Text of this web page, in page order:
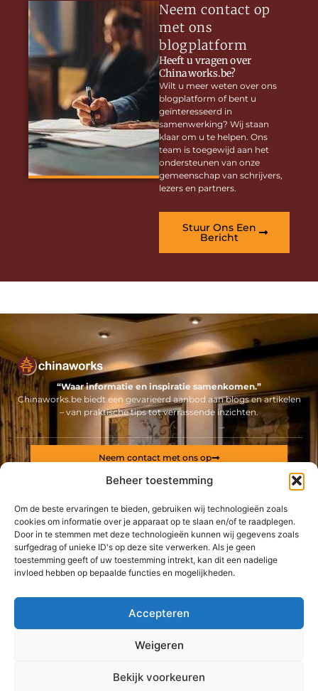
Beheer toestemming
Om de beste ervaringen te bieden, gebruiken wij technologieën zoals
cookies om informatie over je apparaat op te slaan en/of te raadplegen.
Door in te stemmen met deze technologieën kunnen wij gegevens zoals
surfgedrag of unieke ID's op deze site verwerken. Als je geen
toestemming geeft of uw toestemming intrekt, kan dit een nadelige
invloed hebben op bepaalde functies en mogelijkheden.
Accepteren
Weigeren
Bekijk voorkeuren
Neem contact op
met ons
blogplatform
Heeft u vragen over
Chinaworks.be?
Wilt u meer weten over ons
blogplatform of bent u
geïnteresseerd in
samenwerking? Wij staan
klaar om u te helpen. Ons
team is toegewijd aan het
ondersteunen van onze
gemeenschap van schrijvers,
lezers en partners.
Stuur Ons Een
Bericht
“Waar informatie en inspiratie samenkomen.”
Chinaworks.be biedt een gevarieerd aanbod aan blogs en artikelen
– van praktische tips tot verrassende inzichten.
De best gelezen stukken op een rij
Verantwoordelijkheid nemen zonder vaste lijnen
Veiligheidsfolie tegen inbraak
Dit bouwbedrijf uit Zele is een professional
Pompe à eau, les bases
Bericht categorie
Neem contact met ons op